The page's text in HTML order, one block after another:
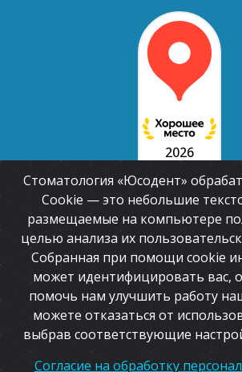
2026
ЮСОДЕНТ
24
читать отзывы
Стоматология «Юсодент»
Cookie — это небольшие
размещаемые на компьютере
целью анализа их
Собранная при помощи cookie
может идентифицировать вас,
помочь нам улучшить работу
можете отказаться от
выбрав соответствующие
Согласие на обработку